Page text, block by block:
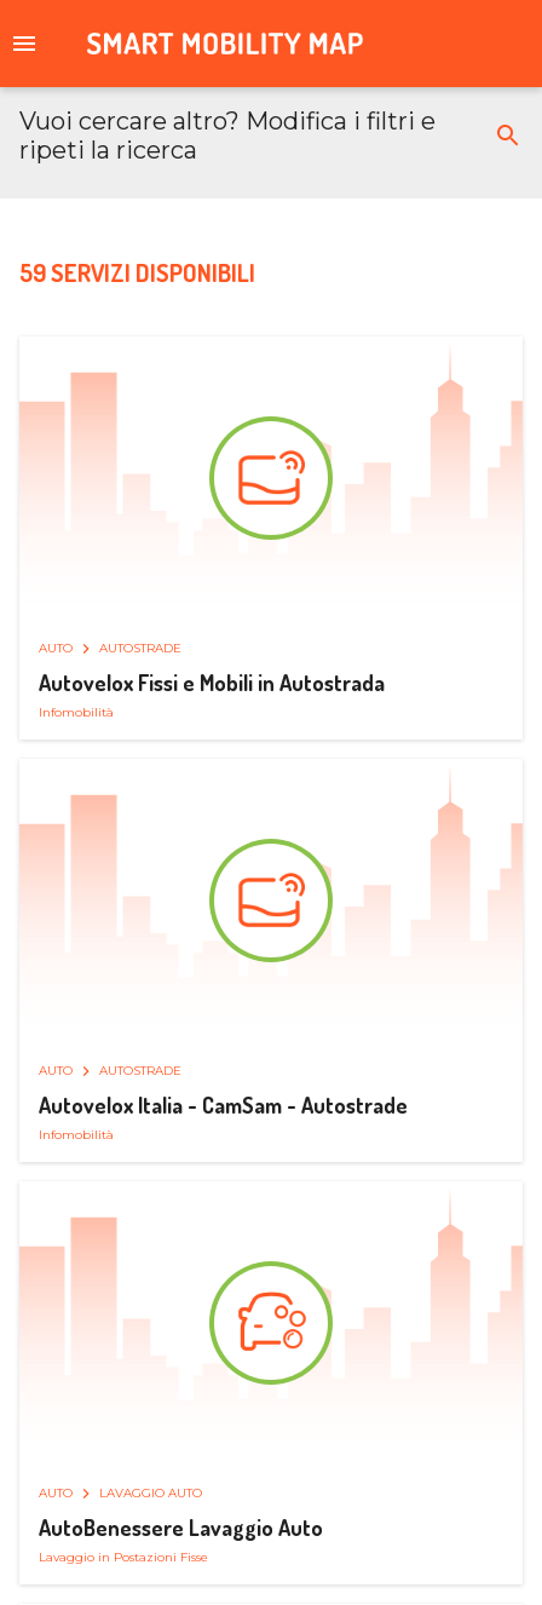
Vuoi cercare altro? Modifica i filtri e
ripeti la ricerca
59 SERVIZI DISPONIBILI
AUTO AUTOSTRADE
Autovelox Fissi e Mobili in Autostrada
Infomobilità
AUTO AUTOSTRADE
Autovelox Italia - CamSam - Autostrade
Infomobilità
AUTO LAVAGGIO AUTO
AutoBenessere Lavaggio Auto
Lavaggio in Postazioni Fisse